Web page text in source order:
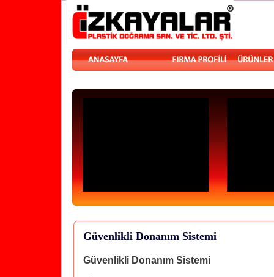
Güvenlikli Donanım Sistemi
Güvenlikli Donanım Sistemi